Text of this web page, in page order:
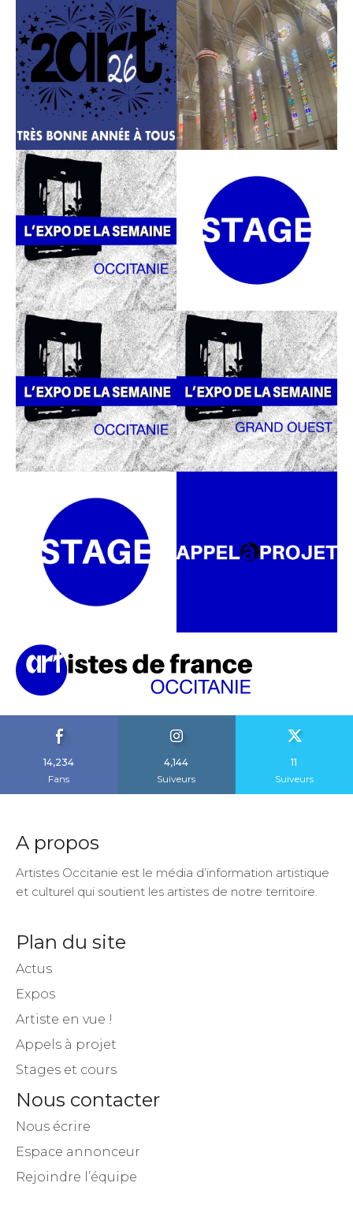
14,234
Fans
4,144
Suiveurs
11
Suiveurs
A propos
Artistes Occitanie est le média d’information artistique
et culturel qui soutient les artistes de notre territoire.
Plan du site
Actus
Expos
Artiste en vue !
Appels à projet
Stages et cours
Nous contacter
Nous écrire
Espace annonceur
Rejoindre l’équipe